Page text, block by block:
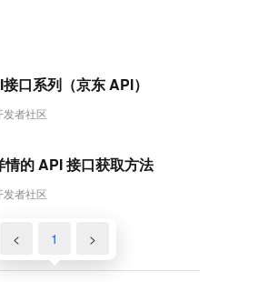
者社区
口系列（京东 API）
者社区
的 API 接口获取方法
< 1 >